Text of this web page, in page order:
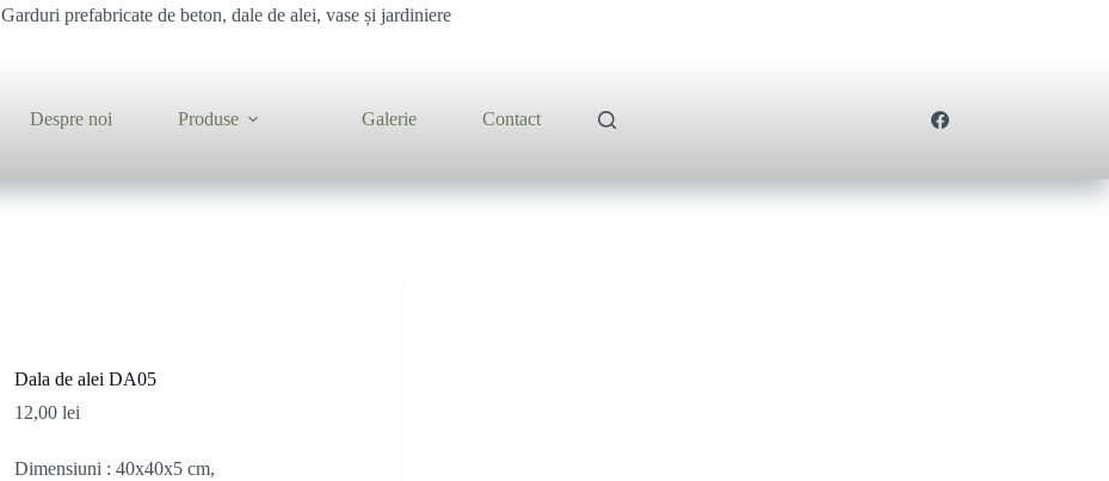
Garduri prefabricate de beton, dale de alei, vase și jardiniere
Despre noi Produse Galerie Contact
Dala de alei DA05
12,00 lei
Dimensiuni : 40x40x5 cm,